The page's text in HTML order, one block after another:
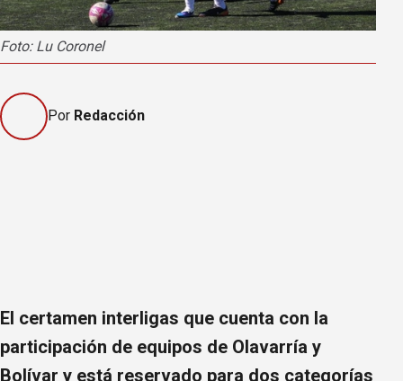
Foto: Lu Coronel
Por Redacción
El certamen interligas que cuenta con la
participación de equipos de Olavarría y
Bolívar y está reservado para dos categorías